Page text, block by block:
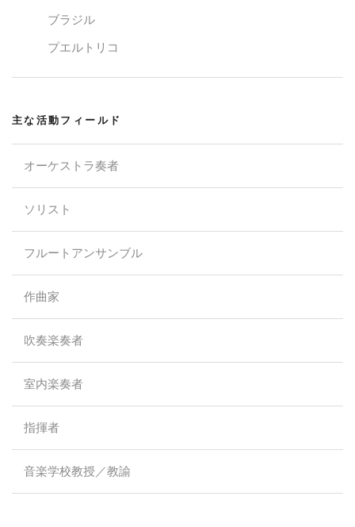
ブラジル
プエルトリコ
主な活動フィールド
オーケストラ奏者
ソリスト
フルートアンサンブル
作曲家
吹奏楽奏者
室内楽奏者
指揮者
音楽学校教授／教諭